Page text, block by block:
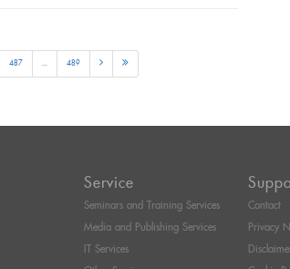
487 ... 489
Service
Seminars and Training Services
Media and Publishing Services
IT Services
Contact
Privacy